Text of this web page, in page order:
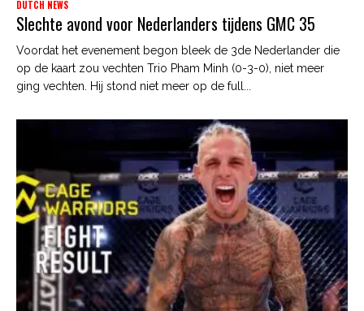
DUTCH NEWS
Slechte avond voor Nederlanders tijdens GMC 35
Voordat het evenement begon bleek de 3de Nederlander die
op de kaart zou vechten Trio Pham Minh (0-3-0), niet meer
ging vechten. Hij stond niet meer op de full...